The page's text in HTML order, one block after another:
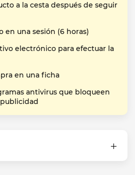
a la cesta después de seguir
en una sesión (6 horas)
electrónico para efectuar la
en una ficha
antivirus que bloqueen